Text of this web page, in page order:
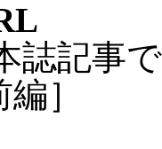
記事で
編］